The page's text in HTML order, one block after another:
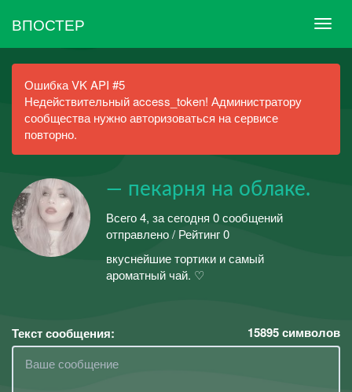
ВПОСТЕР
Ошибка VK API #5
Недействительный access_token! Администратору
сообщества нужно авторизоваться на сервисе
повторно.
— пекарня на облаке.
Всего 4, за сегодня 0 сообщений
отправлено / Рейтинг 0
вкуснейшие тортики и самый
ароматный чай. ♡
Текст сообщения: 15895символов